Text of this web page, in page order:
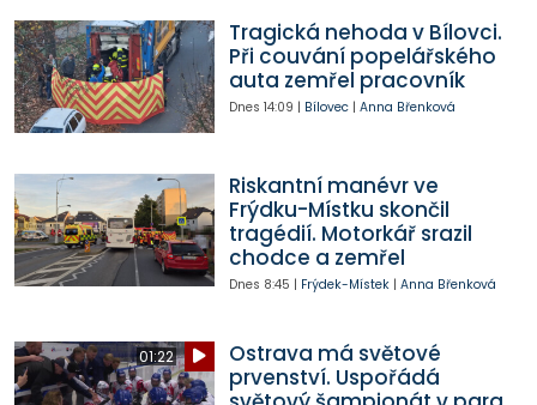
Tragická nehoda v Bílovci.
Při couvání popelářského
auta zemřel pracovník
Dnes 14:09 | Bílovec| Anna Břenková
Riskantní manévr ve
Frýdku-Místku skončil
tragédií. Motorkář srazil
chodce a zemřel
Dnes 8:45 | Frýdek-Místek| Anna Břenková
01:22
Ostrava má světové
prvenství. Uspořádá